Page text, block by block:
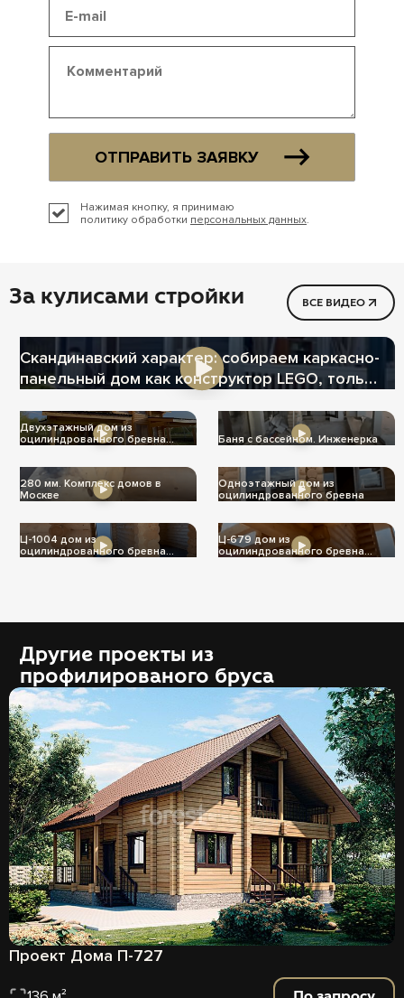
ОТПРАВИТЬ ЗАЯВКУ
Нажимая кнопку, я принимаю
политику обработки персональных данных.
За кулисами стройки ВСЕ ВИДЕО
Скандинавский характер: собираем каркасно-
панельный дом как конструктор LEGO, только
Двухэтажный дом из
оцилиндрованного бревна
Баня с бассейном. Инженерка
280 мм. Комплекс домов в
Москве
Одноэтажный дом из
оцилиндрованного бревна
Ц-1004 дом из
оцилиндрованного бревна
Ц-679 дом из
оцилиндрованного бревна
Другие проекты из
профилированого бруса
Проект Дома П-727